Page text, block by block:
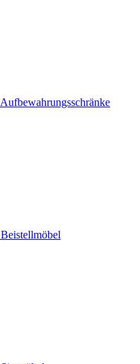
Aufbewahrungsschränke
Beistellmöbel